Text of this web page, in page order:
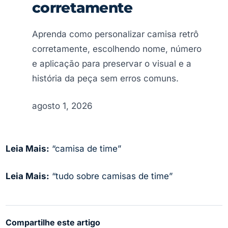
corretamente
Aprenda como personalizar camisa retrô
corretamente, escolhendo nome, número
e aplicação para preservar o visual e a
história da peça sem erros comuns.
agosto 1, 2026
Leia Mais: “camisa de time”
Leia Mais: “tudo sobre camisas de time”
Compartilhe este artigo